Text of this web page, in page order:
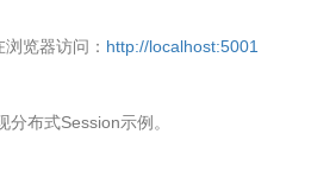
览器访问： http://localhost:5001
分布式Session示例。